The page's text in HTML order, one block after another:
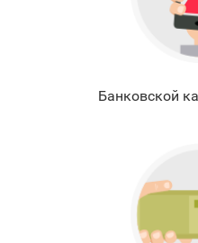
Банковской